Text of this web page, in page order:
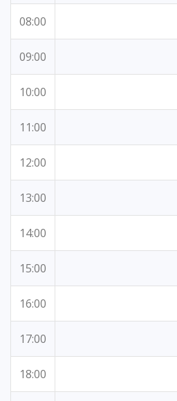
08:00
09:00
10:00
11:00
12:00
13:00
14:00
15:00
16:00
17:00
18:00